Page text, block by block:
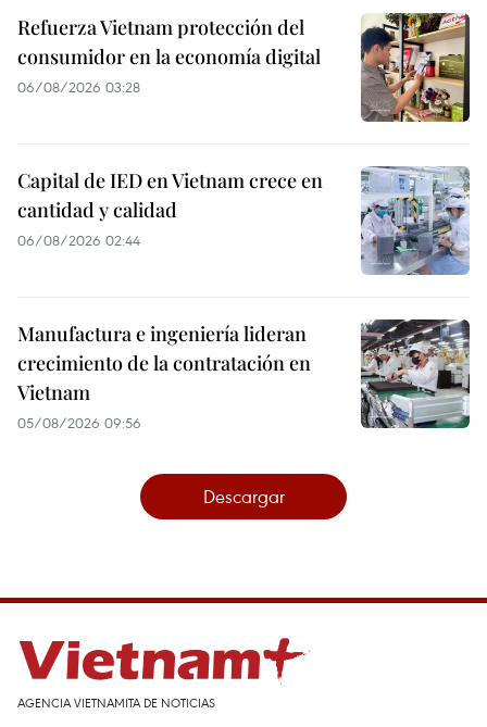
Refuerza Vietnam protección del
consumidor en la economía digital
06/08/2026 03:28
Capital de IED en Vietnam crece en
cantidad y calidad
06/08/2026 02:44
Manufactura e ingeniería lideran
crecimiento de la contratación en
Vietnam
05/08/2026 09:56
Descargar
AGENCIA VIETNAMITA DE NOTICIAS